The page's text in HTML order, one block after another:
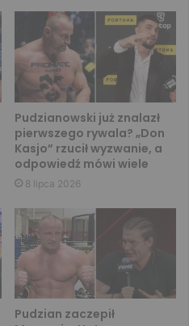
Pudzianowski już znalazł
pierwszego rywala? „Don
Kasjo” rzucił wyzwanie, a
odpowiedź mówi wiele
8 lipca 2026
Pudzian zaczepił